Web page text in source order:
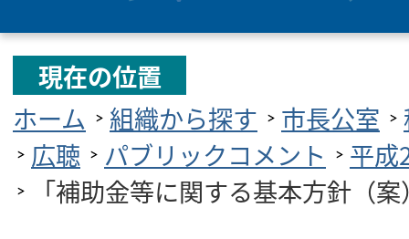
現在の位置
ホーム
組織から探す 市長公室
広聴
パブリックコメント
平成
「補助金等に関する基本方針（